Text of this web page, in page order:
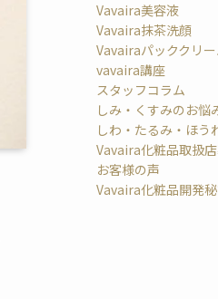
Vavaira美容液
Vavaira抹茶洗顔
Vavairaパッククリ
vavaira講座
スタッフコラム
しみ・くすみのお悩
しわ・たるみ・ほう
Vavaira化粧品取扱
お客様の声
Vavaira化粧品開発